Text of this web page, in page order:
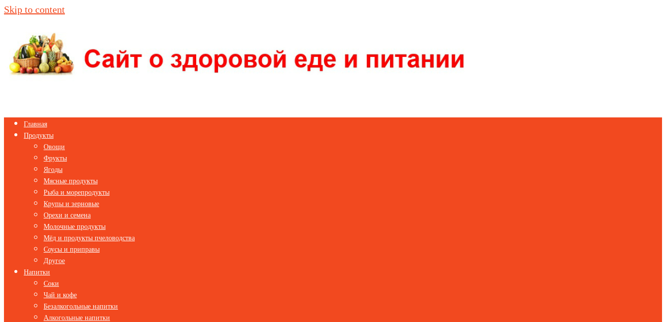
Skip to content
Главная
Продукты
Овощи
Фрукты
Ягоды
Мясные продукты
Рыба и морепродукты
Крупы и зерновые
Орехи и семена
Молочные продукты
Мёд и продукты пчеловодства
Соусы и приправы
Другое
Напитки
Соки
Чай и кофе
Безалкогольные напитки
Алкогольные напитки